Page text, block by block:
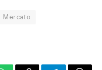
Mercato